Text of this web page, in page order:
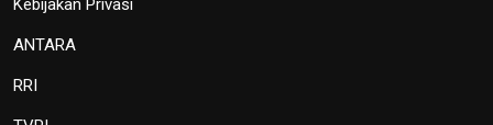
Kebijakan Privasi
ANTARA
RRI